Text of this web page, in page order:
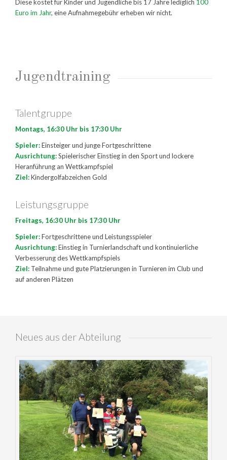
Diese kostet für Kinder und Jugendliche bis 17 Jahre lediglich 100
Euro im Jahr, eine Aufnahmegebühr erheben wir nicht.
Jugendtraining
Talentgruppe
Montags, 16:30 Uhr bis 17:30 Uhr
Spieler:Einsteiger und junge Fortgeschrittene
Ausrichtung:Spielerischer Einstieg in den Sport und lockere
Heranführung an Wettkampfspiel
Ziel:Kindergolfabzeichen Gold
Leistungsgruppe
Freitags, 16:30 Uhr bis 17:30 Uhr
Spieler:Fortgeschrittene und Leistungsspieler
Ausrichtung:Einstieg in Turnierlandschaft und kontinuierliche
Verbesserung des Wettkampfspiels
Ziel: Teilnahme und gute Platzierungen in Turnieren im Club und
auf anderen Plätzen
Neues aus der Abteilung